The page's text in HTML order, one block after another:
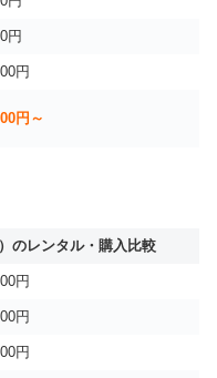
円
円
円～
のレンタル・購入比較
円
円
円